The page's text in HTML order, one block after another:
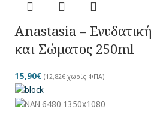
Anastasia –
και Σώματος 250ml
15,90€ (12,82€ χωρίς ΦΠΑ)